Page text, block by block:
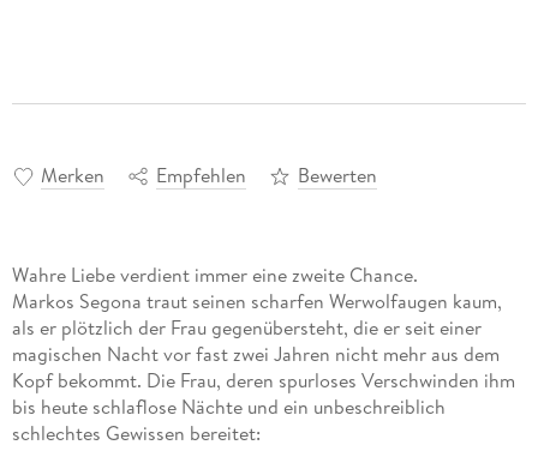
Merken Empfehlen Bewerten
Wahre Liebe verdient immer eine zweite Chance.
Markos Segona traut seinen scharfen Werwolfaugen kaum,
als er plötzlich der Frau gegenübersteht, die er seit einer
magischen Nacht vor fast zwei Jahren nicht mehr aus dem
Kopf bekommt. Die Frau, deren spurloses Verschwinden ihm
bis heute schlaflose Nächte und ein unbeschreiblich
schlechtes Gewissen bereitet: